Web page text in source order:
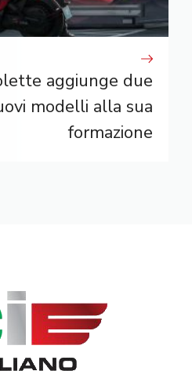
aggiunge due
modelli alla sua
formazione